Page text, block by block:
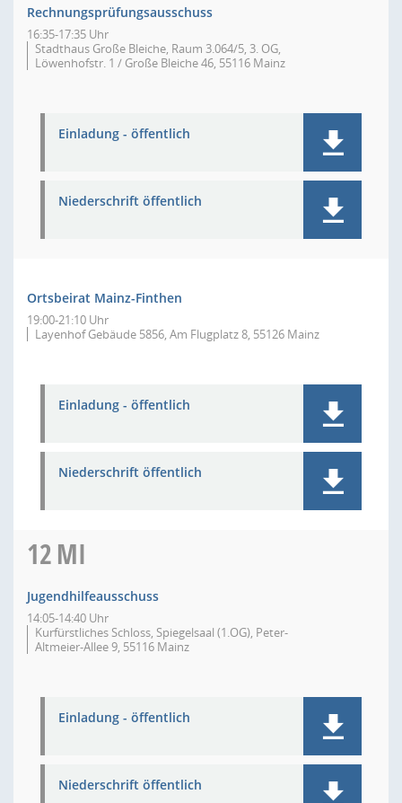
Rechnungsprüfungsausschuss
16:35-17:35 Uhr
Stadthaus Große Bleiche, Raum 3.064/5, 3. OG,
Löwenhofstr. 1 / Große Bleiche 46, 55116 Mainz
Einladung - öffentlich
Niederschrift öffentlich
Ortsbeirat Mainz-Finthen
19:00-21:10 Uhr
Layenhof Gebäude 5856, Am Flugplatz 8, 55126 Mainz
Einladung - öffentlich
Niederschrift öffentlich
12MI
Jugendhilfeausschuss
14:05-14:40 Uhr
Kurfürstliches Schloss, Spiegelsaal (1.OG), Peter-
Altmeier-Allee 9, 55116 Mainz
Einladung - öffentlich
Niederschrift öffentlich